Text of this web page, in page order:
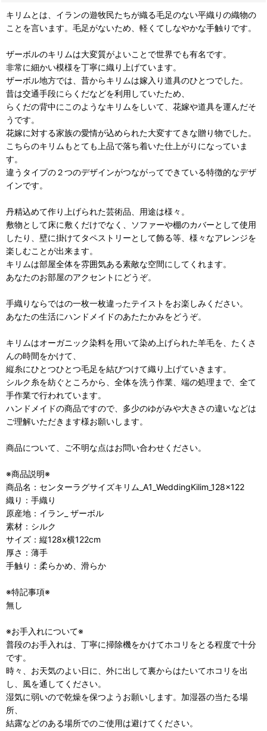
キリムとは、イランの遊牧民たちが織る毛足のない平織りの織物の
ことを言います。毛足がないため、軽くてしなやかな手触りです。
ザーボルのキリムは大変質がよいことで世界でも有名です。
非常に細かい模様を丁寧に織り上げています。
ザーボル地方では、昔からキリムは嫁入り道具のひとつでした。
昔は交通手段にらくだなどを利用していたため、
らくだの背中にこのようなキリムをしいて、花嫁や道具を運んだそ
うです。
花嫁に対する家族の愛情が込められた大変すてきな贈り物でした。
こちらのキリムもとても上品で落ち着いた仕上がりになっていま
す。
違うタイプの２つのデザインがつながってできている特徴的なデザ
インです。
丹精込めて作り上げられた芸術品、用途は様々。
敷物として床に敷くだけでなく、ソファーや棚のカバーとして使用
したり、壁に掛けてタペストリーとして飾る等、様々なアレンジを
楽しむことが出来ます。
キリムは部屋全体を雰囲気ある素敵な空間にしてくれます。
あなたのお部屋のアクセントにどうぞ。
手織りならではの一枚一枚違ったテイストをお楽しみください。
あなたの生活にハンドメイドのあたたかみをどうぞ。
キリムはオーガニック染料を用いて染め上げられた羊毛を、たくさ
んの時間をかけて、
縦糸にひとつひとつ毛足を結びつけて織り上げていきます。
シルク糸を紡ぐところから、全体を洗う作業、端の処理まで、全て
手作業で行われています。
ハンドメイドの商品ですので、多少のゆがみや大きさの違いなどは
ご理解いただきます様お願いします。
商品について、ご不明な点はお問い合わせください。
※商品説明※
商品名：センターラグサイズキリム_A1_WeddingKilim_128x122
織り：手織り
原産地：イラン_ ザーボル
素材：シルク
サイズ：縦128x横122cm
厚さ：薄手
手触り：柔らかめ、滑らか
※特記事項※
無し
※お手入れについて※
普段のお手入れは、丁寧に掃除機をかけてホコリをとる程度で十分
です。
時々、お天気のよい日に、外に出して裏からはたいてホコリを出
し、風を通してください。
湿気に弱いので乾燥を保つようお願いします。加湿器の当たる場
所、
結露などのある場所でのご使用は避けてください。